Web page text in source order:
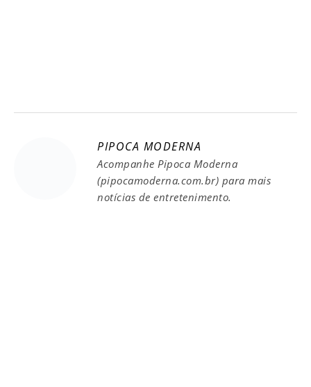
PIPOCA MODERNA
Acompanhe Pipoca Moderna
(pipocamoderna.com.br) para mais
notícias de entretenimento.